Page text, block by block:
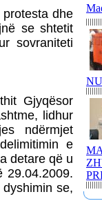
dhe
se shtetit
sovraniteti
Gjyqësor
lidhur
ndërmjet
e
detare që u
29.04.2009.
se,